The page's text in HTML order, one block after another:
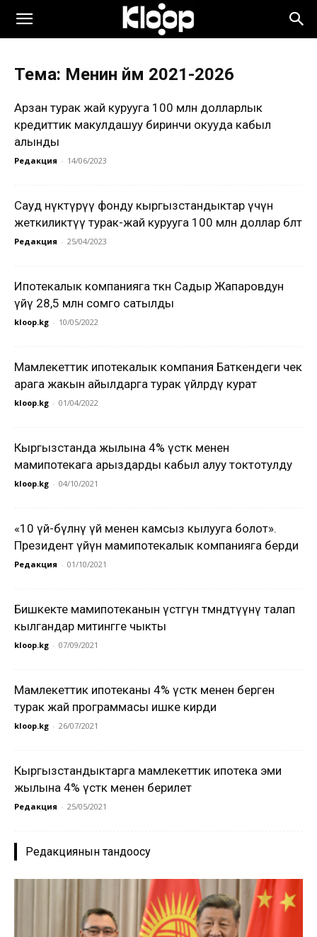
Тема: Менин үйүм 2021-2026
Арзан турак жай курууга 100 млн долларлык
кредиттик макулдашуу биринчи окууда кабыл
алынды
Редакция - 14/06/2023
Сауд өнүктүрүү фонду кыргызстандыктар үчүн
жеткиликтүү турак-жай курууга 100 млн доллар бөлөт
Редакция - 25/04/2023
Ипотекалык компанияга өткөн Садыр Жапаровдун
үйү 28,5 млн сомго сатылды
kloop.kg - 10/05/2022
Мамлекеттик ипотекалык компания Баткендеги чек
арага жакын айылдарга турак үйлөрдү курат
kloop.kg - 01/04/2022
Кыргызстанда жылына 4% үстөк менен
мамипотекага арыздарды кабыл алуу токтотулду
kloop.kg - 04/10/2021
«10 үй-бүлөнү үй менен камсыз кылууга болот».
Президент үйүн мамипотекалык компанияга берди
Редакция - 01/10/2021
Бишкекте мамипотеканын үстөгүн төмөндөтүүнү талап
кылгандар митингге чыкты
kloop.kg - 07/09/2021
Мамлекеттик ипотеканы 4% үстөк менен берген
турак жай программасы ишке кирди
kloop.kg - 26/07/2021
Кыргызстандыктарга мамлекеттик ипотека эми
жылына 4% үстөк менен берилет
Редакция - 25/05/2021
Редакциянын тандоосу